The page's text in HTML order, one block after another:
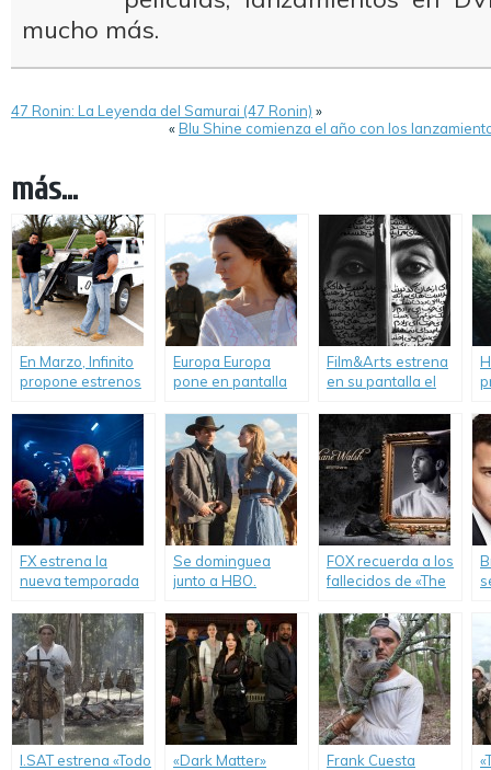
mucho más.
47 Ronin: La Leyenda del Samurai (47 Ronin) »
«Blu Shine comienza el año con los
más...
En Marzo, Infinito
propone estrenos
completamente
impactantes.
Europa Europa
pone en pantalla
Enamoradas», una
imperdible
miniserie de la
BBC.
Film&Arts estrena
en su pantalla el
documental “Axis
of Light”.
FX estrena la
nueva temporada
Se dominguea
junto a HBO.
FOX recuerda a los
fallecidos de «The
I.SAT estrena «Todo
«Dark Matter»
Frank Cuesta